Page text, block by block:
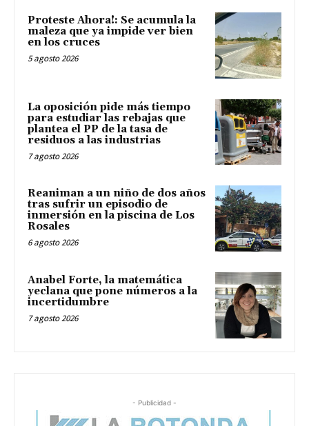
Proteste Ahora!: Se acumula la
maleza que ya impide ver bien
en los cruces
5 agosto 2026
La oposición pide más tiempo
para estudiar las rebajas que
plantea el PP de la tasa de
residuos a las industrias
7 agosto 2026
Reaniman a un niño de dos años
tras sufrir un episodio de
inmersión en la piscina de Los
Rosales
6 agosto 2026
Anabel Forte, la matemática
yeclana que pone números a la
incertidumbre
7 agosto 2026
- Publicidad -